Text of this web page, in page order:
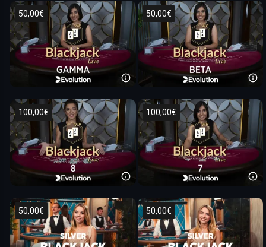
50,00€ 50,00€
100,00€ 100,00€
50,00€ 50,00€